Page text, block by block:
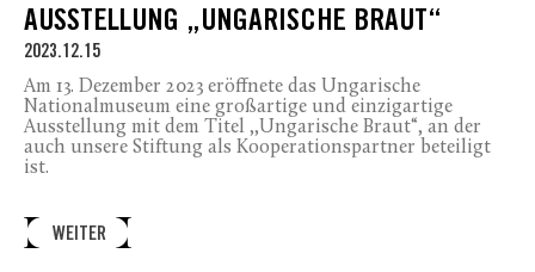
AUSSTELLUNG „UNGARISCHE BRAUT“
2023.12.15
Am 13. Dezember 2023 eröffnete das Ungarische
Nationalmuseum eine großartige und einzigartige
Ausstellung mit dem Titel ,,Ungarische Braut“, an der
auch unsere Stiftung als Kooperationspartner beteiligt
ist.
WEITER